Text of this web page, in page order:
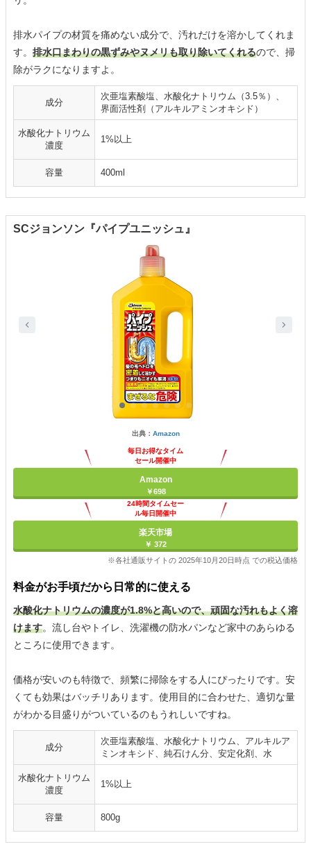
排水パイプの材質を痛めない成分で、汚れだけを溶かしてくれま
す。 排水口まわりの黒ずみやヌメリも取り除いてくれるので、掃
除がラクになりますよ。
成分
次亜塩素酸塩、水酸化ナトリウム（3.5％）、
界面活性剤（アルキルアミンオキシド）
水酸化ナトリウム
濃度
1%以上
容量 400ml
SCジョンソン『パイプユニッシュ』
出典： Amazon
毎日お得なタイム
セール開催中
Amazon
￥698
24時間タイムセー
ル毎日開催中
楽天市場
￥ 372
※各社通販サイトの 2025年10月20日時点 での税込価格
料金がお手頃だから日常的に使える
水酸化ナトリウムの濃度が1.8%と高いので、頑固な汚れもよく溶
けます。流し台やトイレ、洗濯機の防水パンなど家中のあらゆる
ところに使用できます。
価格が安いのも特徴で、頻繁に掃除をする人にぴったりです。安
くても効果はバッチリあります。使用目的に合わせた、適切な量
がわかる目盛りがついているのもうれしいですね。
成分
次亜塩素酸塩、水酸化ナトリウム、アルキルア
ミンオキシド、純石けん分、安定化剤、水
水酸化ナトリウム
濃度
1%以上
容量 800g